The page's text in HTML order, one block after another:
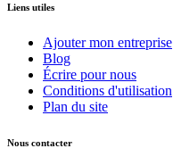
Liens utiles
Ajouter mon entreprise
Blog
Écrire pour nous
Conditions d'utilisation
Plan du site
Nous contacter